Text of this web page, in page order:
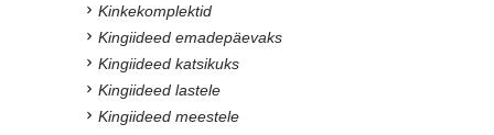
Kinkekomplektid
Kingiideed emadepäevaks
Kingiideed katsikuks
Kingiideed lastele
Kingiideed meestele